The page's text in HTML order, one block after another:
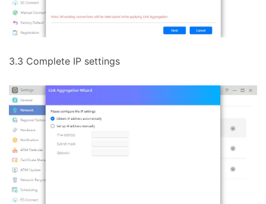
3.3 Complete IP settings